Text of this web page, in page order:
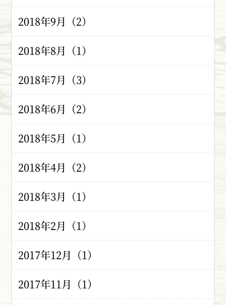
2018年9月（2）
2018年8月（1）
2018年7月（3）
2018年6月（2）
2018年5月（1）
2018年4月（2）
2018年3月（1）
2018年2月（1）
2017年12月（1）
2017年11月（1）